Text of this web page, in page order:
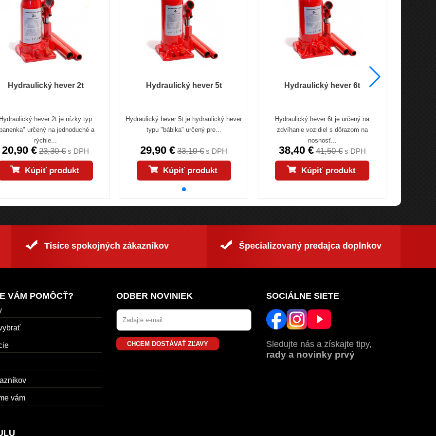
Hydraulický hever 2t
Hydraulický hever 2t je nízky typ
určený na jednoduché a
rýchle...
20,90 € 23,30 € s DPH
Kúpiť produkt
Hydraulický hever 5t
Hydraulický hever 5t je hydraulický hever
typu "bábika" určený pre...
29,90 € 33,10 €s DPH
Kúpiť produkt
Hydraulický hever 6t
Hydraulický hever 6t je určený na
zdvíhanie vozidiel s dôrazom na
nosnosť...
38,40 € 41,50 €s DPH
Kúpiť produkt
Tisíce spokojných zákazníkov Špecializovaný predajca doplnkov
VÁM POMÔCŤ?
vám
ODBER NOVINIEK
CHCEM DOSTÁVAŤ ZĽAVY
SOCIÁLNE SIETE
Sledujte nás a získajte tipy,
rady a novinky prvý